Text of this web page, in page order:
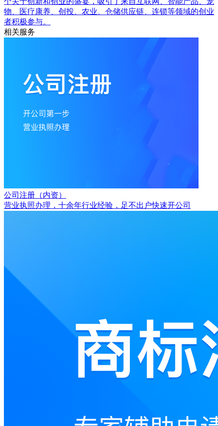
物、医疗康养、创投、农业、仓储供应链、连锁等领域的创业
者积极参与。
相关服务
公司注册（内资）
营业执照办理，十余年行业经验，足不出户快速开公司